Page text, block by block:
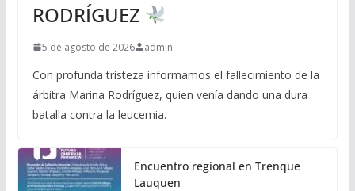
RODRÍGUEZ
5 de agosto de 2026 admin
Con profunda tristeza informamos el fallecimiento de la
árbitra Marina Rodríguez, quien venía dando una dura
batalla contra la leucemia.
Encuentro regional en Trenque
Lauquen